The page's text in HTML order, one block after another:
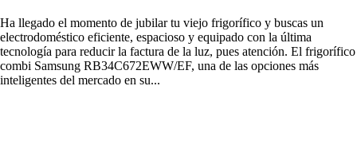
Ha llegado el momento de jubilar tu viejo frigorífico y buscas un
electrodoméstico eficiente, espacioso y equipado con la última
tecnología para reducir la factura de la luz, pues atención. El frigorífico
combi Samsung RB34C672EWW/EF, una de las opciones más
inteligentes del mercado en su...